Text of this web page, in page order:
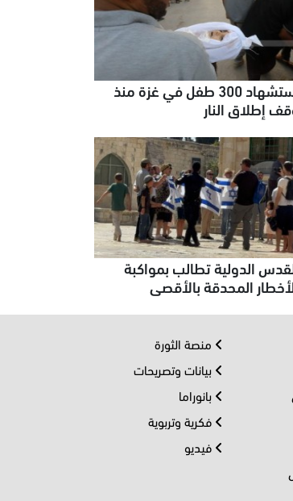
استشهاد 300 طفل في غزة منذ
إطلاق النار
الدولية تطالب بمواكبة
المحدقة بالأقصى
منصة الثورة
بيانات وتصريحات
بانوراما
فكرية وتربوية
فيديو